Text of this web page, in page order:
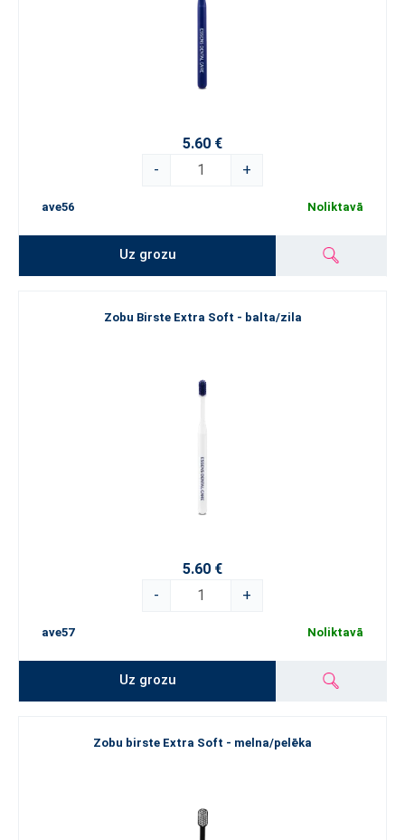
5.60 €
-
+
ave56 Noliktavā
Uz grozu
Zobu Birste Extra Soft - balta/zila
5.60 €
-
+
ave57 Noliktavā
Uz grozu
Zobu birste Extra Soft - melna/pelēka